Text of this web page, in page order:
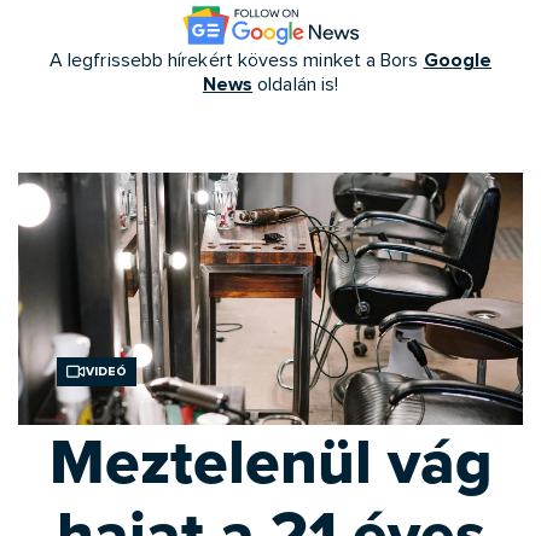
A legfrissebb hírekért kövess minket a Bors Google
News oldalán is!
Videó
Meztelenül vág